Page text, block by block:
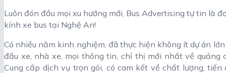
Luôn đón đầu mọi xu hướng mới, Bus Advertising tự tin là
kính xe bus tại Nghệ An!
Có nhiều năm kinh nghiệm, đã thực hiện không ít dự án
đầu xe, nhà xe, mọi thông tin, chỉ thị mới nhất về quảng
Cung cấp dịch vụ trọn gói, có cam kết về chất lượng,